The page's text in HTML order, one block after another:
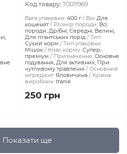
Код товару: 70011969
Вага упаковки: 400 г Вік: Для
кошенят
Розмір породи: Всі
породи, Дрібні, Середні, Великі,
Для гігантських порід
Тип:
Сухий корм
Тип упаковки:
Мішок
Клас корму: Супер-
преміум
Призначення: Основне
годування, Для активних, При
чутливому травленні
Основний
інгредієнт: Яловичина
Країна
виробник: Італія
250 грн
Показати ще